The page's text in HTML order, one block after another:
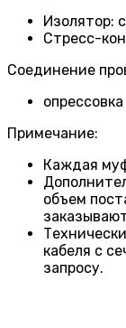
Изолятор:
Стресс-
Соединение
Примечание:
Каждая
объем
кабеля с
запросу.